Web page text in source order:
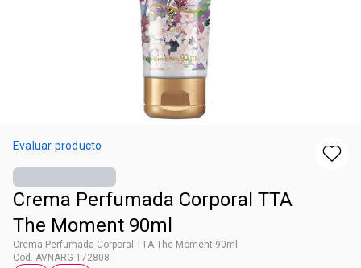
Evaluar producto
Crema Perfumada Corporal TTA
The Moment 90ml
Crema Perfumada Corporal TTA The Moment 90ml
Cod. AVNARG-172808 -